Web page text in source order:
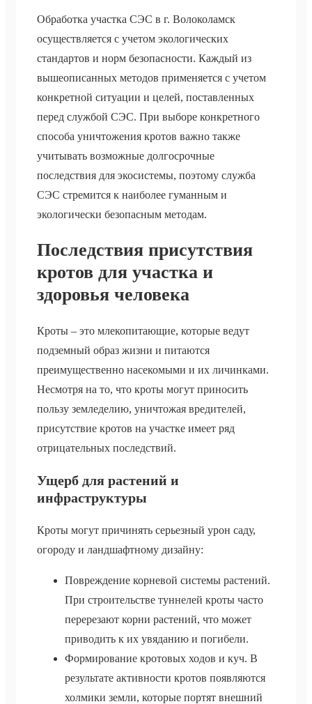
Обработка участка СЭС в г. Волоколамск
осуществляется с учетом экологических
стандартов и норм безопасности. Каждый из
вышеописанных методов применяется с учетом
конкретной ситуации и целей, поставленных
перед службой СЭС. При выборе конкретного
способа уничтожения кротов важно также
учитывать возможные долгосрочные
последствия для экосистемы, поэтому служба
СЭС стремится к наиболее гуманным и
экологически безопасным методам.
Последствия присутствия
кротов для участка и
здоровья человека
Кроты – это млекопитающие, которые ведут
подземный образ жизни и питаются
преимущественно насекомыми и их личинками.
Несмотря на то, что кроты могут приносить
пользу земледелию, уничтожая вредителей,
присутствие кротов на участке имеет ряд
отрицательных последствий.
Ущерб для растений и
инфраструктуры
Кроты могут причинять серьезный урон саду,
огороду и ландшафтному дизайну:
Повреждение корневой системы растений.
При строительстве туннелей кроты часто
перерезают корни растений, что может
приводить к их увяданию и погибели.
Формирование кротовых ходов и куч. В
результате активности кротов появляются
холмики земли, которые портят внешний